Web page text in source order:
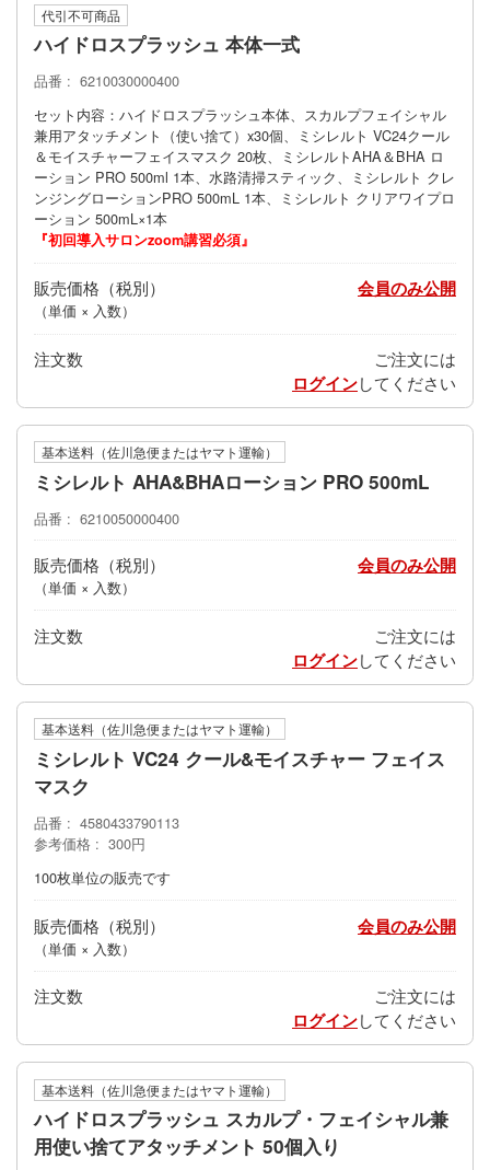
代引不可商品
ハイドロスプラッシュ 本体一式
品番
6210030000400
セット内容：ハイドロスプラッシュ本体、スカルプフェイシャル
兼用アタッチメント（使い捨て）x30個、ミシレルト VC24クール
＆モイスチャーフェイスマスク 20枚、ミシレルトAHA＆BHA ロ
ーション PRO 500ml 1本、水路清掃スティック、ミシレルト クレ
ンジングローションPRO 500mL 1本、ミシレルト クリアワイプロ
ーション 500mL×1本
『初回導入サロンzoom講習必須』
販売価格
（単価 × 入数）
会員のみ公開
注文数 ご注文には
ログインしてください
基本送料（佐川急便またはヤマト運輸）
ミシレルト AHA&BHAローション PRO 500mL
品番 6210050000400
販売価格
（単価 × 入数）
会員のみ公開
注文数 ご注文には
ログインしてください
基本送料（佐川急便またはヤマト運輸）
ミシレルト VC24 クール&モイスチャー フェイス
マスク
品番
4580433790113
参考価格
300円
100枚単位の販売です
販売価格
（単価 × 入数）
会員のみ公開
注文数 ご注文には
ログインしてください
基本送料（佐川急便またはヤマト運輸）
ハイドロスプラッシュ スカルプ・フェイシャル兼
用使い捨てアタッチメント 50個入り